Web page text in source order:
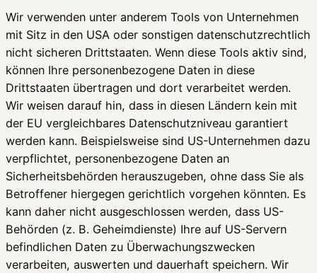
Wir verwenden unter anderem Tools von Unternehmen
mit Sitz in den USA oder sonstigen datenschutzrechtlich
nicht sicheren Drittstaaten. Wenn diese Tools aktiv sind,
können Ihre personenbezogene Daten in diese
Drittstaaten übertragen und dort verarbeitet werden.
Wir weisen darauf hin, dass in diesen Ländern kein mit
der EU vergleichbares Datenschutzniveau garantiert
werden kann. Beispielsweise sind US-Unternehmen dazu
verpflichtet, personenbezogene Daten an
Sicherheitsbehörden herauszugeben, ohne dass Sie als
Betroffener hiergegen gerichtlich vorgehen könnten. Es
kann daher nicht ausgeschlossen werden, dass US-
Behörden (z. B. Geheimdienste) Ihre auf US-Servern
befindlichen Daten zu Überwachungszwecken
verarbeiten, auswerten und dauerhaft speichern. Wir